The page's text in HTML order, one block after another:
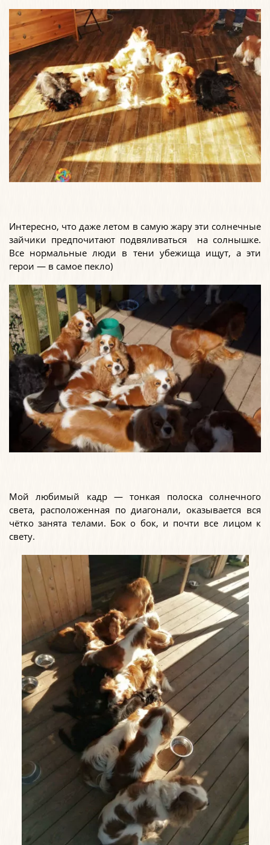
Интересно, что даже летом в самую жару эти солнечные
зайчики предпочитают подвяливаться на солнышке.
Все нормальные люди в тени убежища ищут, а эти
герои — в самое пекло)
Мой любимый кадр — тонкая полоска солнечного
света, расположенная по диагонали, оказывается вся
чётко занята телами. Бок о бок, и почти все лицом к
свету.